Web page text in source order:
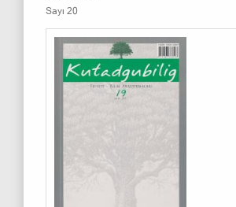
Sayı 20